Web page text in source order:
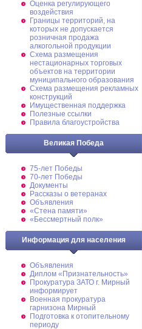
Оценка регулирующего
воздействия
Границы территорий, на
которых не допускается
розничная продажа
алкогольной продукции
Схема размещения
нестационарных торговых
объектов на территории
муниципального образования
Схема размещения рекламных
конструкций
Имущественная поддержка
Полезные ссылки
Правила благоустройства
Великая Победа
75-лет Победы
70-лет Победы
Документы
Рассказы о ветеранах
Объявления
«Стена памяти»
«Бессмертный полк»
Информация для населения
Объявления
Диплом «Признательность»
Прокуратура ЗАТО г. Мирный
информирует
Военная прокуратура
гарнизона Мирный
Подготовка к отопительному
периоду